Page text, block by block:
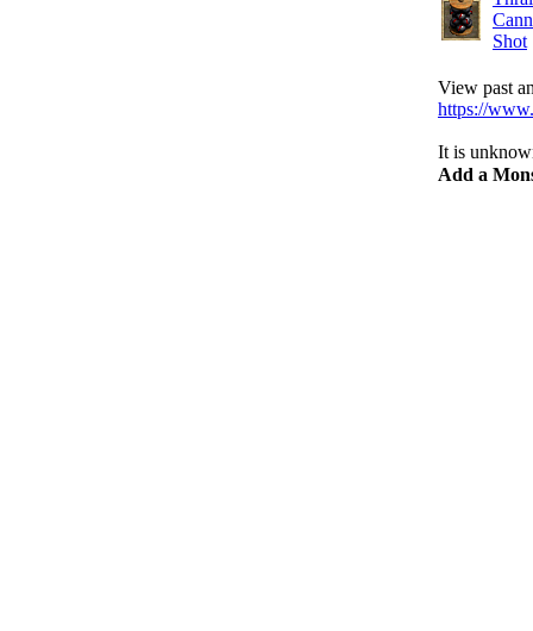
Shot
View past
https://
It is
Add a